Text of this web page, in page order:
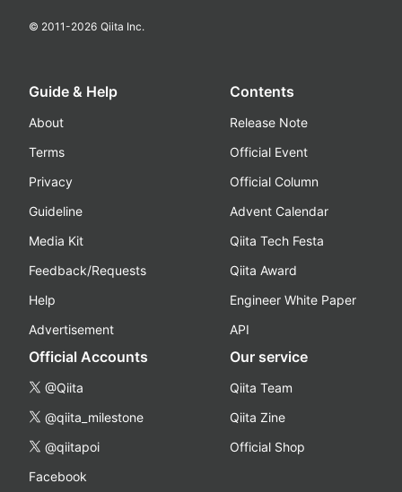
© 2011-2026 Qiita Inc.
Guide & Help
About
Terms
Privacy
Guideline
Media Kit
Feedback/Requests
Help
Advertisement
Contents
Release Note
Official Event
Official Column
Advent Calendar
Qiita Tech Festa
Qiita Award
Engineer White Paper
API
Official Accounts
@Qiita
@qiita_milestone
@qiitapoi
Facebook
Our service
Qiita Team
Qiita Zine
Official Shop